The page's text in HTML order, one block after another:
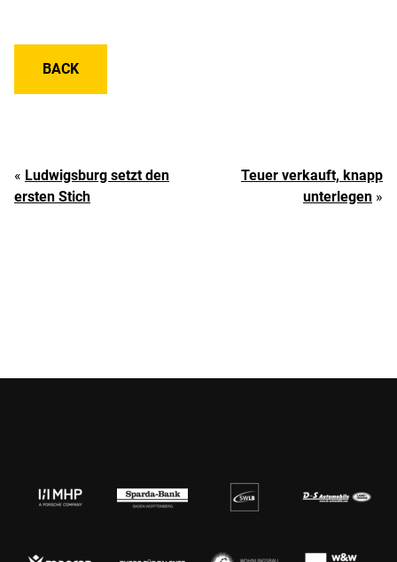
BACK
« Ludwigsburg setzt den
ersten Stich
Teuer verkauft, knapp
unterlegen »